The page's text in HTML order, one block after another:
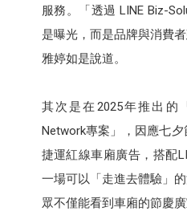
服務。「透過 LINE Biz-
是曝光，而是品牌與消費
雅婷如是說道。
其次是在2025年推出的
Network專案」，因應七
捷運紅線車廂廣告，搭配
一場可以「走進去體驗」
眾不僅能看到車廂的節慶